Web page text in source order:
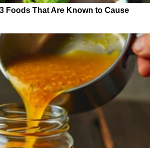
Foods That Are Known to Cause